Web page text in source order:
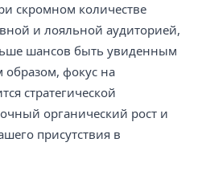
скромном количестве
и лояльной аудиторией,
шансов быть увиденным
фокус на
стратегической
органический рост и
присутствия в